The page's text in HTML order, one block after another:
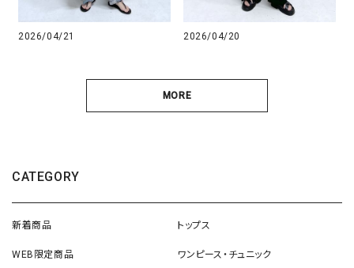
2026/04/21 2026/04/20
MORE
CATEGORY
新着商品
WEB限定商品
トップス
ワンピース・チュニック